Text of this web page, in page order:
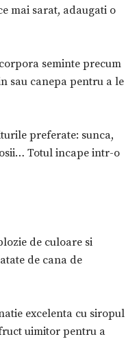
mai sarat, adaugati o
seminte precum
sau canepa pentru a le
preferate: sunca,
Totul incape intr-o
de culoare si
de cana de
excelenta cu siropul
uimitor pentru a